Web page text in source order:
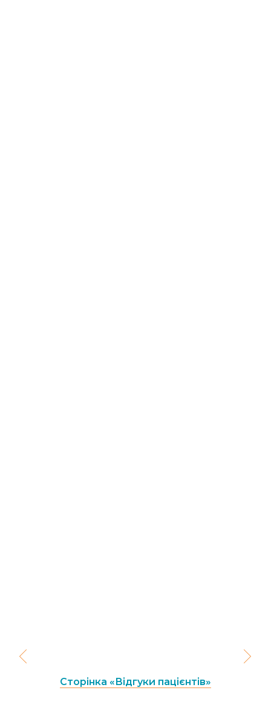
Сторінка «Відгуки пацієнтів»